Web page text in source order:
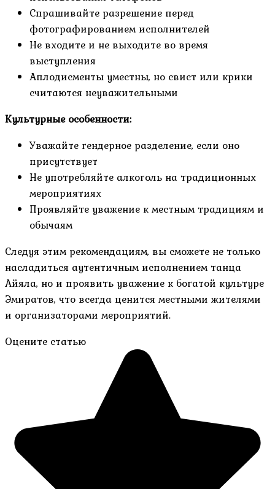
Спрашивайте разрешение перед
фотографированием исполнителей
Не входите и не выходите во время
выступления
Аплодисменты уместны, но свист или крики
считаются неуважительными
Культурные особенности:
Уважайте гендерное разделение, если оно
присутствует
Не употребляйте алкоголь на традиционных
мероприятиях
Проявляйте уважение к местным традициям и
обычаям
Следуя этим рекомендациям, вы сможете не только
насладиться аутентичным исполнением танца
Айяла, но и проявить уважение к богатой культуре
Эмиратов, что всегда ценится местными жителями
и организаторами мероприятий.
Оцените статью